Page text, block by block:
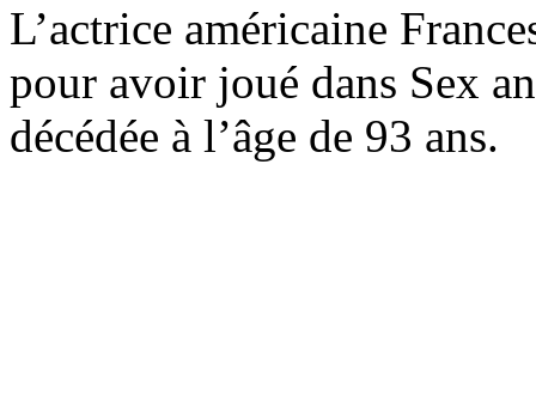
L’actrice américaine
pour avoir joué dans Sex
décédée à l’âge de 93 ans.